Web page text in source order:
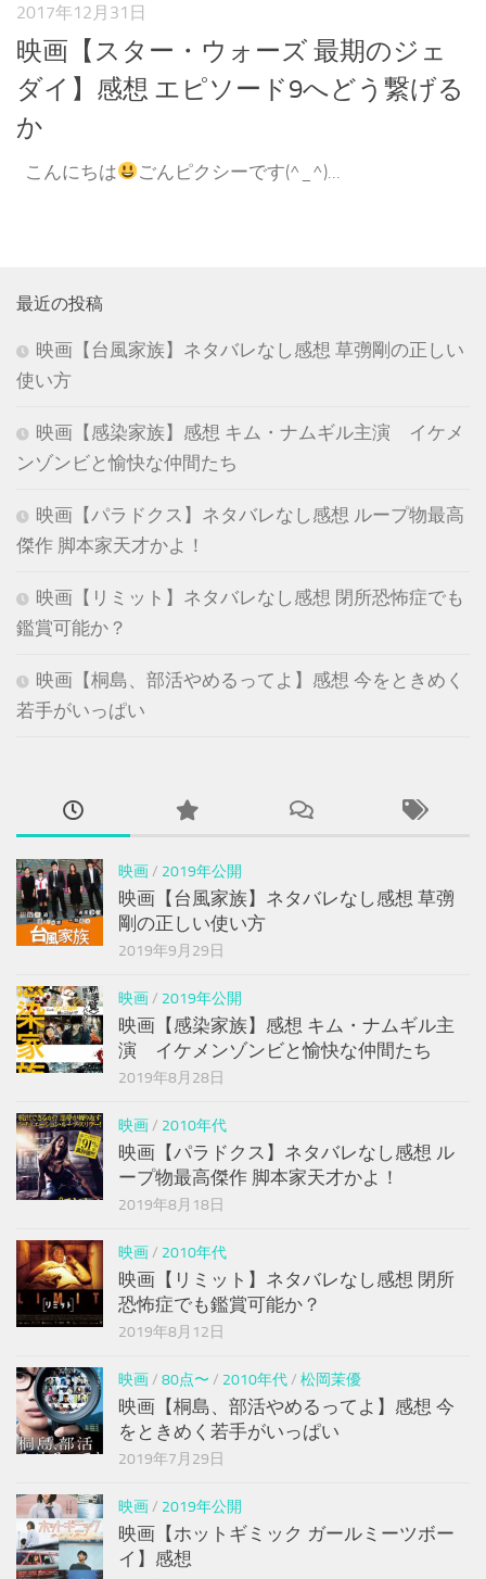
2017年12月31日
映画【スター・ウォーズ 最期のジェ
ダイ】感想 エピソード9へどう繋げる
か
こんにちは ごんピクシーです(^_^)...
最近の投稿
映画【台風家族】ネタバレなし感想 草彅剛の正しい
使い方
映画【感染家族】感想 キム・ナムギル主演 イケメ
ンゾンビと愉快な仲間たち
映画【パラドクス】ネタバレなし感想 ループ物最高
傑作 脚本家天才かよ！
映画【リミット】ネタバレなし感想 閉所恐怖症でも
鑑賞可能か？
映画【桐島、部活やめるってよ】感想 今をときめく
若手がいっぱい
映画/ 2019年公開
映画【台風家族】ネタバレなし感想 草彅
剛の正しい使い方
2019年9月29日
映画/ 2019年公開
映画【感染家族】感想 キム・ナムギル主
演 イケメンゾンビと愉快な仲間たち
2019年8月28日
映画/ 2010年代
映画【パラドクス】ネタバレなし感想 ル
ープ物最高傑作 脚本家天才かよ！
2019年8月18日
映画/ 2010年代
映画【リミット】ネタバレなし感想 閉所
恐怖症でも鑑賞可能か？
2019年8月12日
映画/ 80点〜 / 2010年代/ 松岡茉優
映画【桐島、部活やめるってよ】感想 今
をときめく若手がいっぱい
2019年7月29日
映画/ 2019年公開
映画【ホットギミック ガールミーツボー
イ】感想